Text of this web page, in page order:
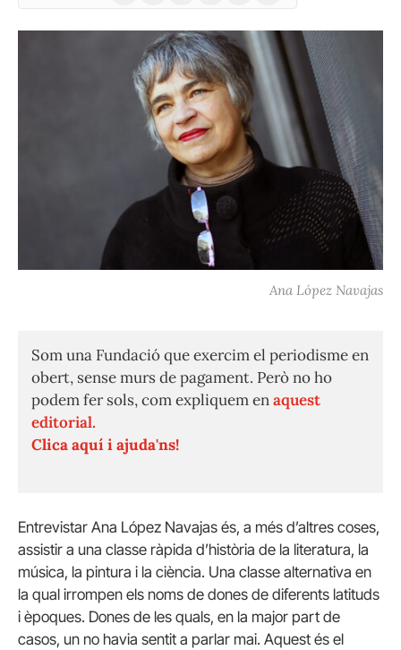
Ana López Navajas
Som una Fundació que exercim el periodisme en
obert, sense murs de pagament. Però no ho
podem fer sols, com expliquem enaquest
editorial.
Clica aquí i ajuda'ns!
Entrevistar Ana López Navajas és, a més d’altres coses,
assistir a una classe ràpida d’història de la literatura, la
música, la pintura i la ciència. Una classe alternativa en
la qual irrompen els noms de dones de diferents latituds
i èpoques. Dones de les quals, en la major part de
casos, un no havia sentit a parlar mai. Aquest és el